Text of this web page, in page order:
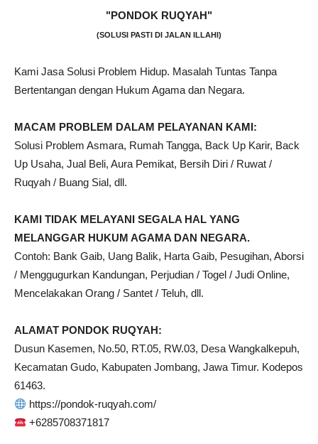
"PONDOK RUQYAH"
(SOLUSI PASTI DI JALAN ILLAHI)
Kami Jasa Solusi Problem Hidup. Masalah Tuntas Tanpa
Bertentangan dengan Hukum Agama dan Negara.
MACAM PROBLEM DALAM PELAYANAN KAMI:
Solusi Problem Asmara, Rumah Tangga, Back Up Karir, Back
Up Usaha, Jual Beli, Aura Pemikat, Bersih Diri / Ruwat /
Ruqyah / Buang Sial, dll.
KAMI TIDAK MELAYANI SEGALA HAL YANG
MELANGGAR HUKUM AGAMA DAN NEGARA.
Contoh: Bank Gaib, Uang Balik, Harta Gaib, Pesugihan, Aborsi
/ Menggugurkan Kandungan, Perjudian / Togel / Judi Online,
Mencelakakan Orang / Santet / Teluh, dll.
ALAMAT PONDOK RUQYAH:
Dusun Kasemen, No.50, RT.05, RW.03, Desa Wangkalkepuh,
Kecamatan Gudo, Kabupaten Jombang, Jawa Timur. Kodepos
61463.
https://pondok-ruqyah.com/
+6285708371817